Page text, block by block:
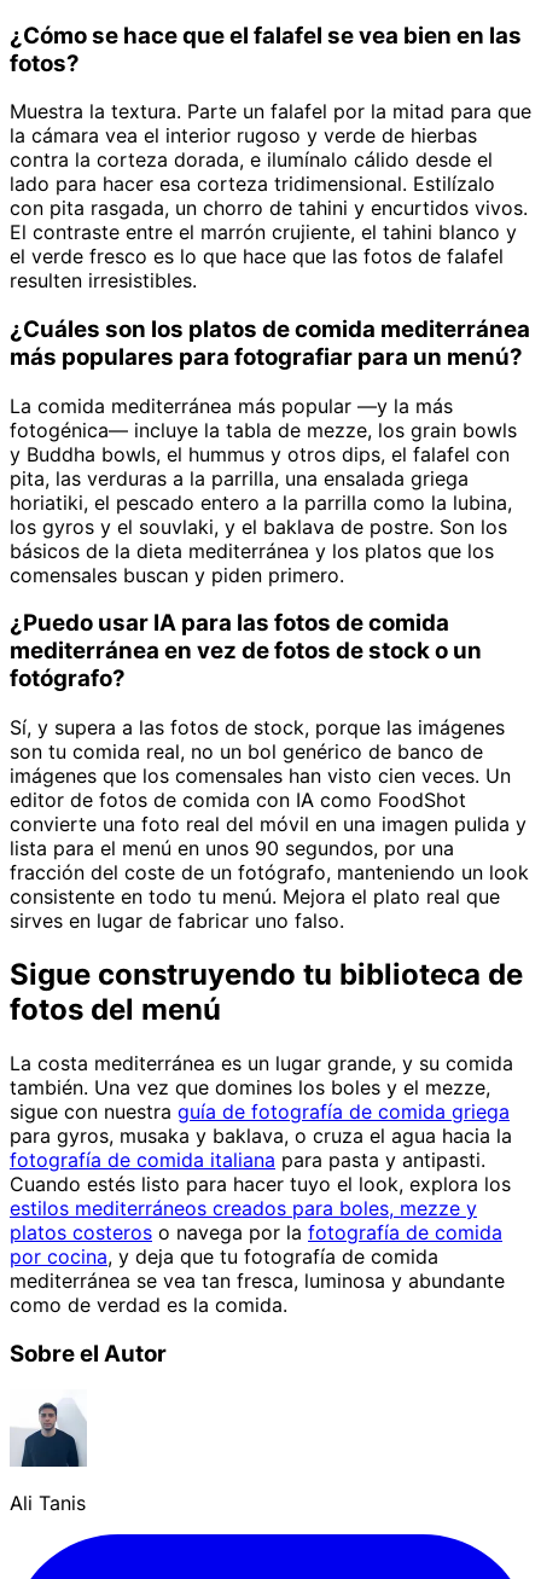
¿Cómo se hace que el falafel se vea bien en las
fotos?
Muestra la textura. Parte un falafel por la mitad para que
la cámara vea el interior rugoso y verde de hierbas
contra la corteza dorada, e ilumínalo cálido desde el
lado para hacer esa corteza tridimensional. Estilízalo
con pita rasgada, un chorro de tahini y encurtidos vivos.
El contraste entre el marrón crujiente, el tahini blanco y
el verde fresco es lo que hace que las fotos de falafel
resulten irresistibles.
¿Cuáles son los platos de comida mediterránea
más populares para fotografiar para un menú?
La comida mediterránea más popular —y la más
fotogénica— incluye la tabla de mezze, los grain bowls
y Buddha bowls, el hummus y otros dips, el falafel con
pita, las verduras a la parrilla, una ensalada griega
horiatiki, el pescado entero a la parrilla como la lubina,
los gyros y el souvlaki, y el baklava de postre. Son los
básicos de la dieta mediterránea y los platos que los
comensales buscan y piden primero.
¿Puedo usar IA para las fotos de comida
mediterránea en vez de fotos de stock o un
fotógrafo?
Sí, y supera a las fotos de stock, porque las imágenes
son tu comida real, no un bol genérico de banco de
imágenes que los comensales han visto cien veces. Un
editor de fotos de comida con IA como FoodShot
convierte una foto real del móvil en una imagen pulida y
lista para el menú en unos 90 segundos, por una
fracción del coste de un fotógrafo, manteniendo un look
consistente en todo tu menú. Mejora el plato real que
sirves en lugar de fabricar uno falso.
Sigue construyendo tu biblioteca de
fotos del menú
La costa mediterránea es un lugar grande, y su comida
también. Una vez que domines los boles y el mezze,
sigue con nuestra guía de fotografía de comida griega
para gyros, musaka y baklava, o cruza el agua hacia la
fotografía de comida italiana para pasta y antipasti.
Cuando estés listo para hacer tuyo el look, explora los
estilos mediterráneos creados para boles, mezze y
platos costeros o navega por la fotografía de comida
por cocina, y deja que tu fotografía de comida
mediterránea se vea tan fresca, luminosa y abundante
como de verdad es la comida.
Sobre el Autor
Ali Tanis